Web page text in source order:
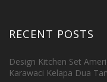
RECENT POSTS
Design Kitchen Set
Karawaci Kelapa Dua